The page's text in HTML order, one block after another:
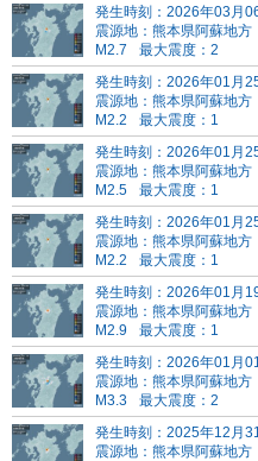
発生時刻：2026年03月
震源地：熊本県阿蘇地方
M2.7
最大震度：2
発生時刻：2026年01月
震源地：熊本県阿蘇地方
M2.2
最大震度：1
発生時刻：2026年01月
震源地：熊本県阿蘇地方
M2.5
最大震度：1
発生時刻：2026年01月
震源地：熊本県阿蘇地方
M2.2
最大震度：1
発生時刻：2026年01月
震源地：熊本県阿蘇地方
M2.9
最大震度：1
発生時刻：2026年01月
震源地：熊本県阿蘇地方
M3.3
最大震度：2
発生時刻：2025年12月
震源地：熊本県阿蘇地方